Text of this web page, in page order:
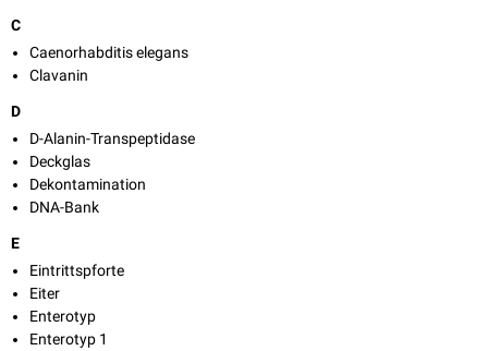
C
Caenorhabditis elegans
Clavanin
D
D-Alanin-Transpeptidase
Deckglas
Dekontamination
DNA-Bank
E
Eintrittspforte
Eiter
Enterotyp
Enterotyp 1